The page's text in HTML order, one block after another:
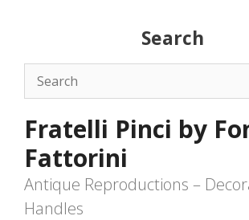
Search
Fratelli Pinci by
Fattorini
Antique Reproductions –
Handles